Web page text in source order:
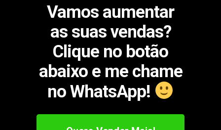
Vamos aumentar
as suas vendas?
Clique no botão
abaixo e me chame
no WhatsApp!